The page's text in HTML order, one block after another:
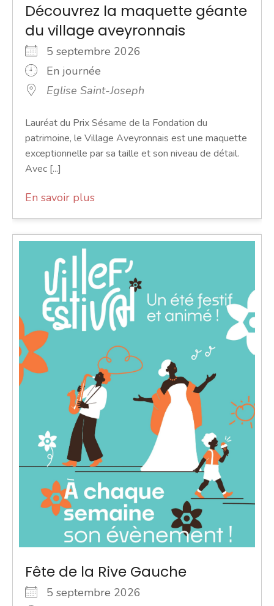
Découvrez la maquette géante
du village aveyronnais
5 septembre 2026
En journée
Eglise Saint-Joseph
Lauréat du Prix Sésame de la Fondation du
patrimoine, le Village Aveyronnais est une maquette
exceptionnelle par sa taille et son niveau de détail.
Avec [...]
En savoir plus
Fête de la Rive Gauche
5 septembre 2026